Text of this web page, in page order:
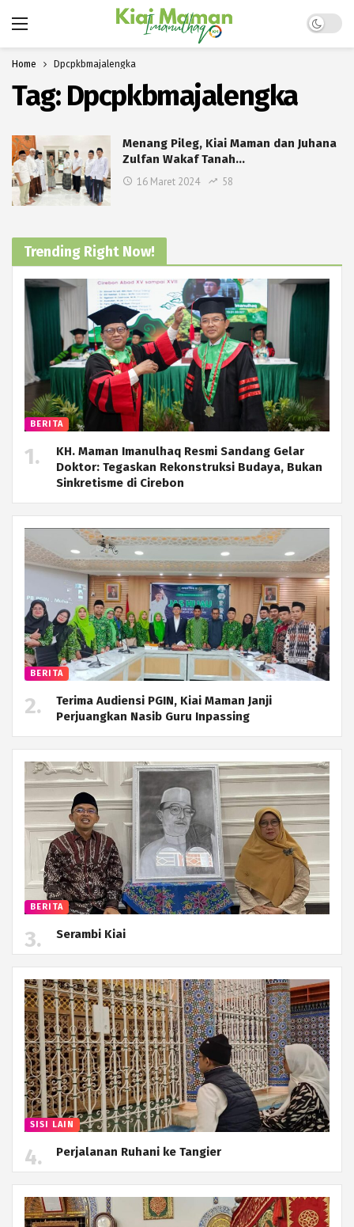
Dark
Home Dpcpkbmajalengka
Tag: Dpcpkbmajalengka
Menang Pileg, Kiai Maman dan Juhana
Zulfan Wakaf Tanah…
16 Maret 2024 58
Trending Right Now!
BERITA
KH. Maman Imanulhaq Resmi Sandang Gelar
Doktor: Tegaskan Rekonstruksi Budaya, Bukan
Sinkretisme di Cirebon
BERITA
Terima Audiensi PGIN, Kiai Maman Janji
Perjuangkan Nasib Guru Inpassing
BERITA
Serambi Kiai
SISI LAIN
Perjalanan Ruhani ke Tangier